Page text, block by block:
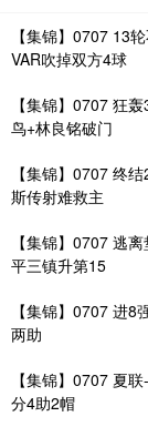
【集锦】0707 13
VAR吹掉双方4球
【集锦】0707 狂
鸟+林良铭破门
【集锦】0707 终
斯传射难救主
【集锦】0707 逃
平三镇升第15
【集锦】0707 进
两助
【集锦】0707 夏
分4助2帽